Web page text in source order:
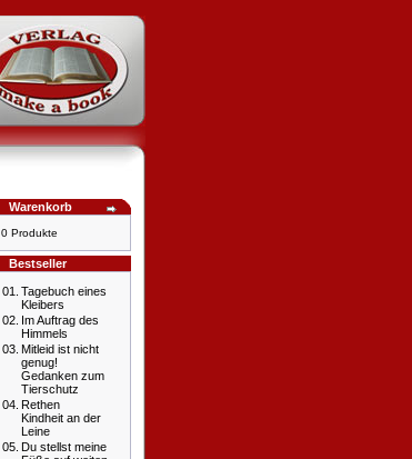
Warenkorb
0 Produkte
Bestseller
01. Tagebuch eines
Kleibers
02. Im Auftrag des
Himmels
03. Mitleid ist nicht
genug!
Gedanken zum
Tierschutz
04. Rethen
Kindheit an der
Leine
05. Du stellst meine